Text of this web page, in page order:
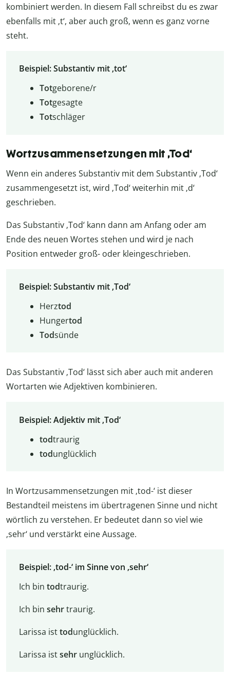
kombiniert werden. In diesem Fall schreibst du es zwar
ebenfalls mit ‚t‘, aber auch groß, wenn es ganz vorne
steht.
Beispiel: Substantiv mit ‚tot‘
Totgeborene/r
Totgesagte
Totschläger
Wortzusammensetzungen mit ‚Tod‘
Wenn ein anderes Substantiv mit dem Substantiv ‚Tod‘
zusammengesetzt ist, wird ‚Tod‘ weiterhin mit ‚d‘
geschrieben.
Das Substantiv ‚Tod‘ kann dann am Anfang oder am
Ende des neuen Wortes stehen und wird je nach
Position entweder groß- oder kleingeschrieben.
Beispiel: Substantiv mit ‚Tod‘
Herztod
Hungertod
Todsünde
Das Substantiv ‚Tod‘ lässt sich aber auch mit anderen
Wortarten wie Adjektiven kombinieren.
Beispiel: Adjektiv mit ‚Tod‘
todtraurig
todunglücklich
In Wortzusammensetzungen mit ‚tod-‘ ist dieser
Bestandteil meistens im übertragenen Sinne und nicht
wörtlich zu verstehen. Er bedeutet dann so viel wie
‚sehr‘ und verstärkt eine Aussage.
Beispiel: ‚tod-‘ im Sinne von ‚sehr‘
Ich bin todtraurig.
Ich bin sehrtraurig.
Larissa isttodunglücklich.
Larissa istsehr unglücklich.